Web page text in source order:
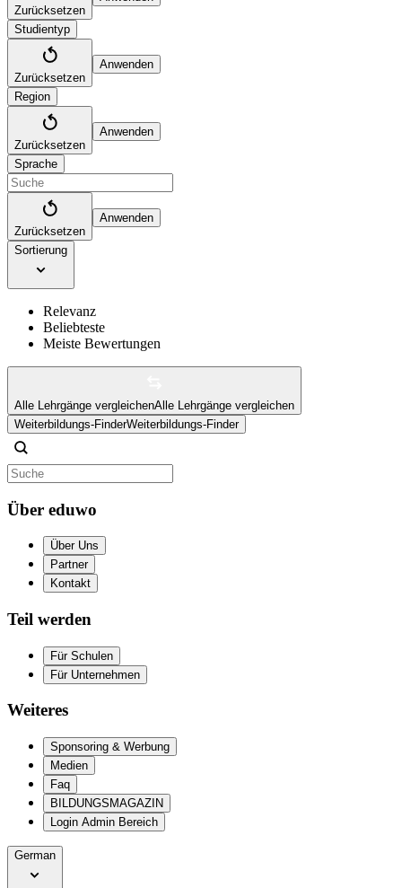
Zurücksetzen
Studientyp
Zurücksetzen
Anwenden
Region
Zurücksetzen
Anwenden
Sprache
Zurücksetzen
Anwenden
Sortierung
Relevanz
Beliebteste
Meiste Bewertungen
Alle Lehrgänge vergleichenAlle Lehrgänge vergleichen
Weiterbildungs-FinderWeiterbildungs-Finder
Über eduwo
Über Uns
Partner
Kontakt
Teil werden
Für Schulen
Für Unternehmen
Weiteres
Sponsoring & Werbung
Medien
Faq
BILDUNGSMAGAZIN
Login Admin Bereich
German